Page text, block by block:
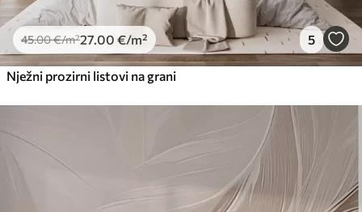
45.00€/m²27 .00 €/m² 5
Nježni prozirni listovi na grani